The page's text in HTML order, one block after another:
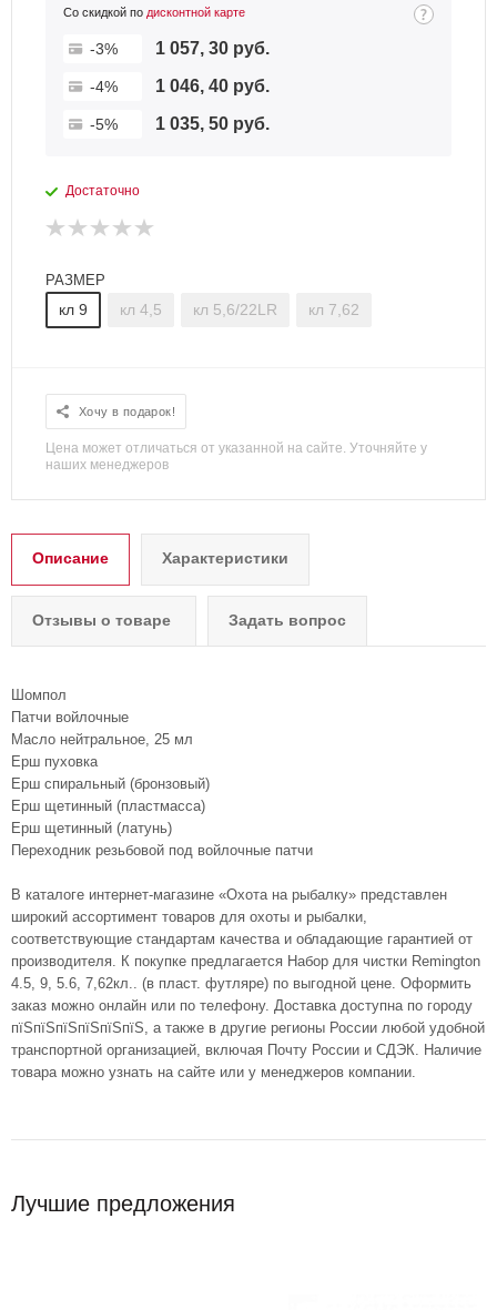
Со скидкой по дисконтной карте
-3% 1 057, 30 руб.
-4% 1 046, 40 руб.
-5% 1 035, 50 руб.
Достаточно
РАЗМЕР
кл 9 кл 4,5 кл 5,6/22LR кл 7,62
Хочу в подарок!
Цена может отличаться от указанной на сайте. Уточняйте у
наших менеджеров
Описание Характеристики
Отзывы о товаре Задать вопрос
Шомпол
Патчи войлочные
Масло нейтральное, 25 мл
Ерш пуховка
Ерш спиральный (бронзовый)
Ерш щетинный (пластмасса)
Ерш щетинный (латунь)
Переходник резьбовой под войлочные патчи
В каталоге интернет-магазине «Охота на рыбалку» представлен
широкий ассортимент товаров для охоты и рыбалки,
соответствующие стандартам качества и обладающие гарантией от
производителя. К покупке предлагается Набор для чистки Remington
4.5, 9, 5.6, 7,62кл.. (в пласт. футляре) по выгодной цене. Оформить
заказ можно онлайн или по телефону. Доставка доступна по городу
пїЅпїЅпїЅпїЅпїЅпїЅ, а также в другие регионы России любой удобной
транспортной организацией, включая Почту России и СДЭК. Наличие
товара можно узнать на сайте или у менеджеров компании.
Лучшие предложения